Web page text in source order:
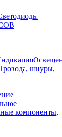
шнуры,
компоненты,